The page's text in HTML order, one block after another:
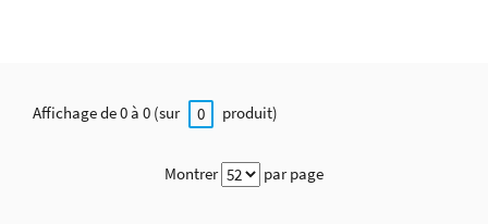
Affichage de 0 à 0 (sur 0 produit)
Montrer par page